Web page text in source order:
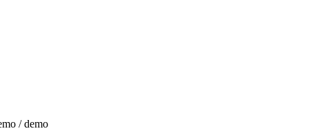
/ demo